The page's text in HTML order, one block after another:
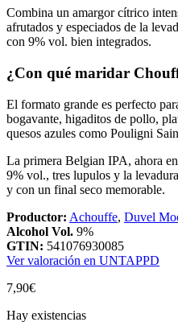
Combina un amargor cítrico
afrutados y especiados de la
con 9% vol. bien integrados.
¿Con qué maridar
El formato grande es perfecto
bogavante, higaditos de pollo,
quesos azules como Pouligni
La primera Belgian IPA, ahora
9% vol., tres lupulos y la
y con un final seco memorable.
Productor: Achouffe, Duvel
Alcohol Vol. 9%
GTIN: 541076930085
Ver valoración en UNTAPPD
7,90€
Hay existencias